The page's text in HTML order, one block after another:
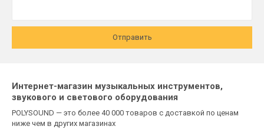
Отправить
Интернет-магазин музыкальных инструментов,
звукового и светового оборудования
POLYSOUND — это более 40 000 товаров с доставкой по ценам
ниже чем в других магазинах